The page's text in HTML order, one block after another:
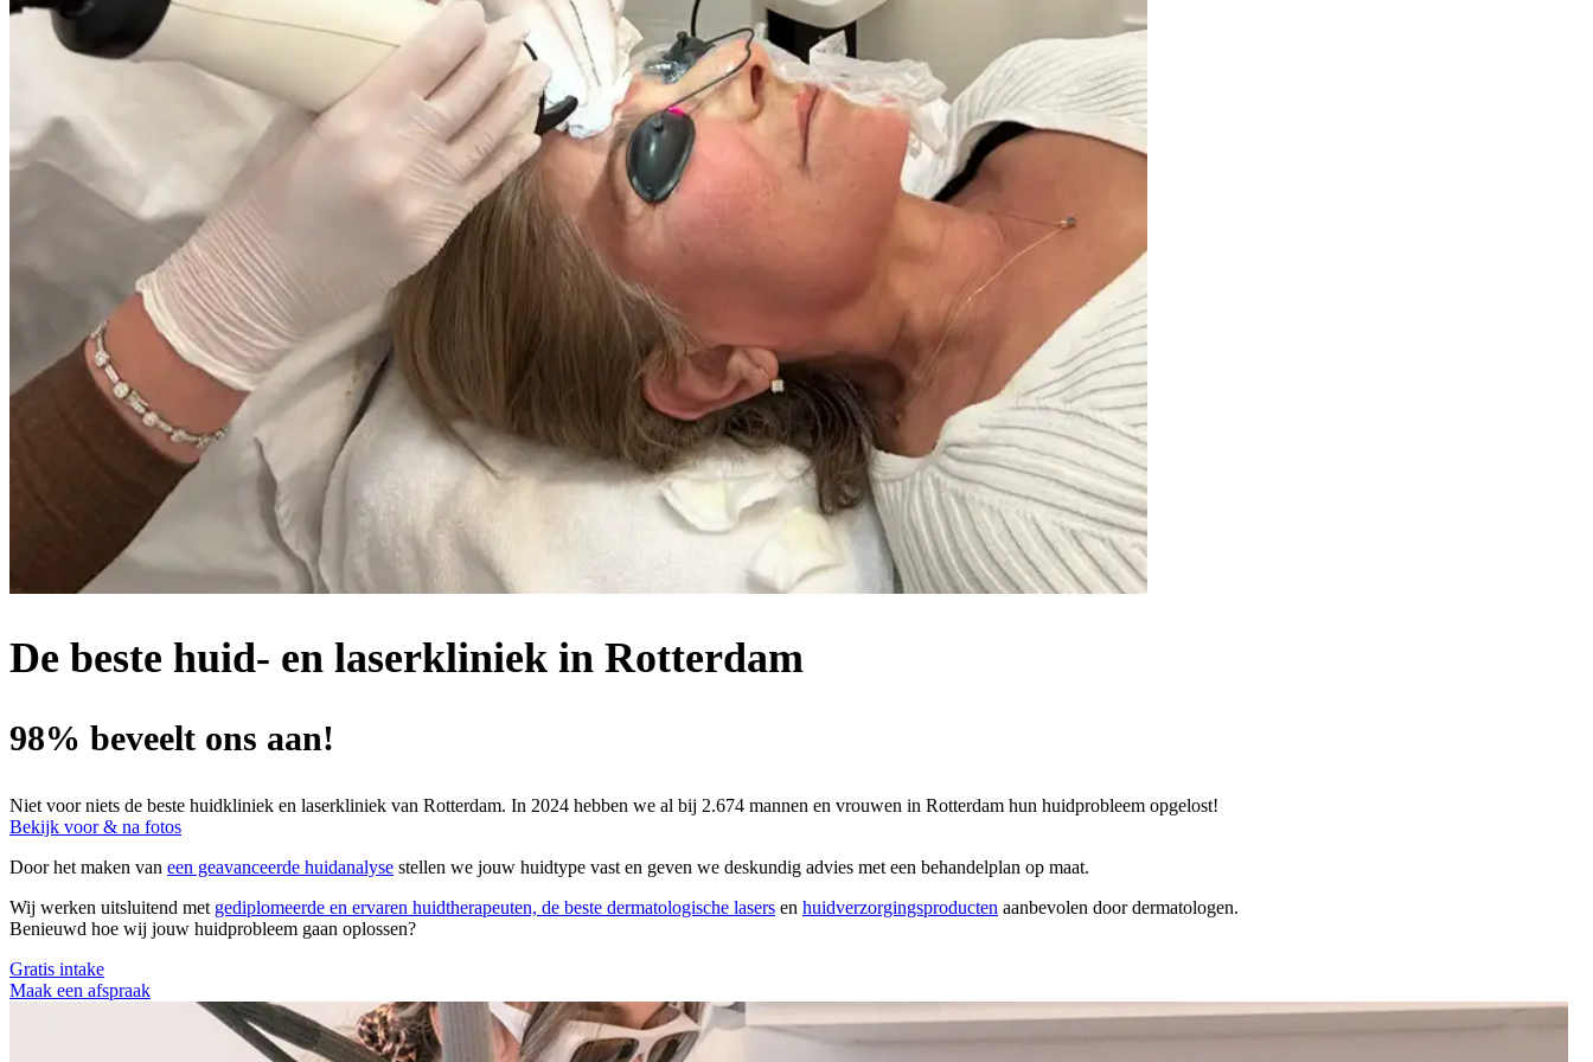
De beste huid- en laserkliniek in Rotterdam
98% beveelt ons aan!
Niet voor niets de beste huidkliniek en laserkliniek van Rotterdam. In 2024 hebben we al bij 2.674 mannen en vrouwen in Rotterdam hun huidprobleem opgelost!
Bekijk voor & na fotos
Door het maken van een geavanceerde huidanalyse stellen we jouw huidtype vast en geven we deskundig advies met een behandelplan op maat.
Wij werken uitsluitend met gediplomeerde en ervaren huidtherapeuten, de beste dermatologische lasers en huidverzorgingsproducten aanbevolen door dermatologen.
Benieuwd hoe wij jouw huidprobleem gaan oplossen?
Gratis intake
Maak een afspraak